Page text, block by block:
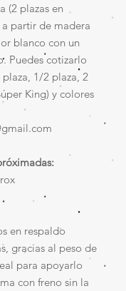
(2 plazas en
partir de madera
blanco con un
Puedes cotizarlo
1/2 plaza, 2
King) y colores
en respaldo
gracias al peso de
para apoyarlo
con freno sin la